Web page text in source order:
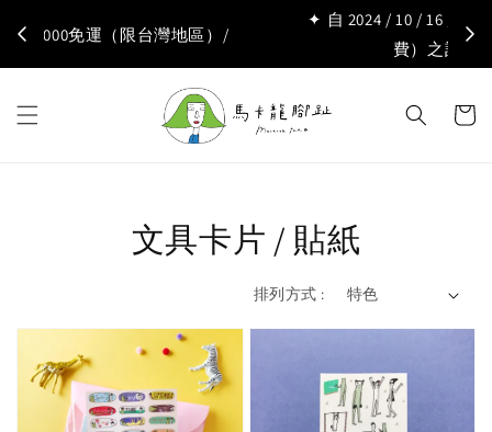
✦ 自 2024 / 10 / 16 起，消費金額未滿 150 元（不含運
費）之訂單恕不受理，謝謝 ✦
文具卡片 / 貼紙
排列方式 :